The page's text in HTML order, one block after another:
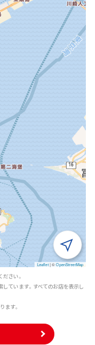
Leaflet |©OpenStreetMap
さい。
ています。すべてのお店を表示し
ます。